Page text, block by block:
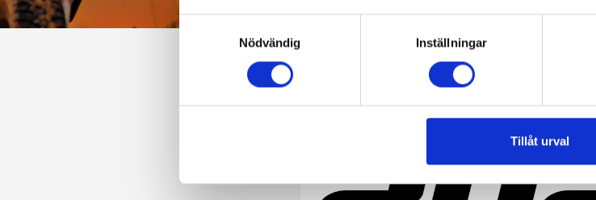
Samtyckesval
Nödvändig
Inställningar
Tillåt urval